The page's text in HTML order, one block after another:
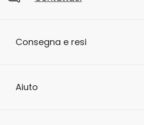
Consegna e resi
Aiuto